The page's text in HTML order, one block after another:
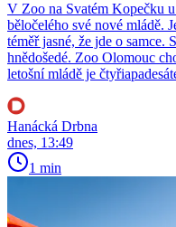
V Zoo na Svatém Kopečku
běločelého své nové mládě.
téměř jasné, že jde o samce.
hnědošedé. Zoo Olomouc
letošní mládě je
Hanácká Drbna
dnes, 13:49
1 min